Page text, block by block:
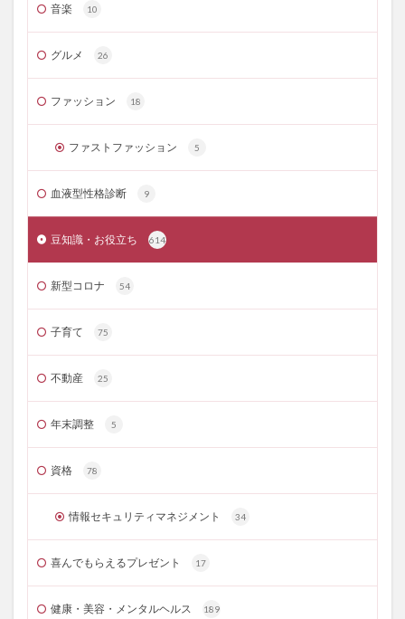
音楽 10
グルメ 26
ファッション 18
ファストファッション 5
血液型性格診断 9
豆知識・お役立ち 614
新型コロナ 54
子育て 75
不動産 25
年末調整 5
資格 78
情報セキュリティマネジメント 34
喜んでもらえるプレゼント 17
健康・美容・メンタルヘルス 189